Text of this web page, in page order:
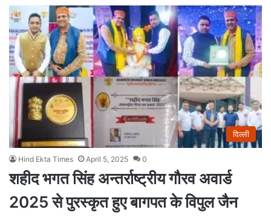
दिल्ली
Hind Ekta Times April 5, 2025 0
शहीद भगत सिंह अन्तर्राष्ट्रीय गौरव अवार्ड
2025 से पुरस्कृत हुए बागपत के विपुल जैन